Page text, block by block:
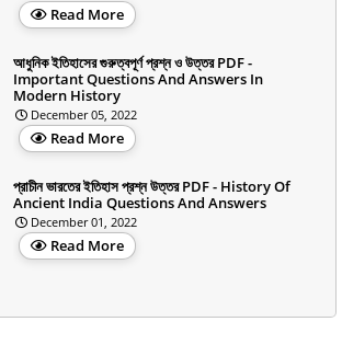
Read More
আধুনিক ইতিহাসের গুরুত্বপূর্ণ প্রশ্ন ও উত্তর PDF -
Important Questions And Answers In
Modern History
December 05, 2022
Read More
প্রাচীন ভারতের ইতিহাস প্রশ্ন উত্তর PDF - History Of
Ancient India Questions And Answers
December 01, 2022
Read More